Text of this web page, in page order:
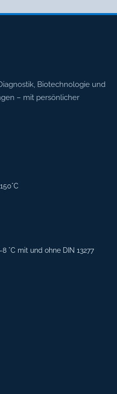
Biotechnologie und
– mit persönlicher
°C mit und ohne DIN 13277